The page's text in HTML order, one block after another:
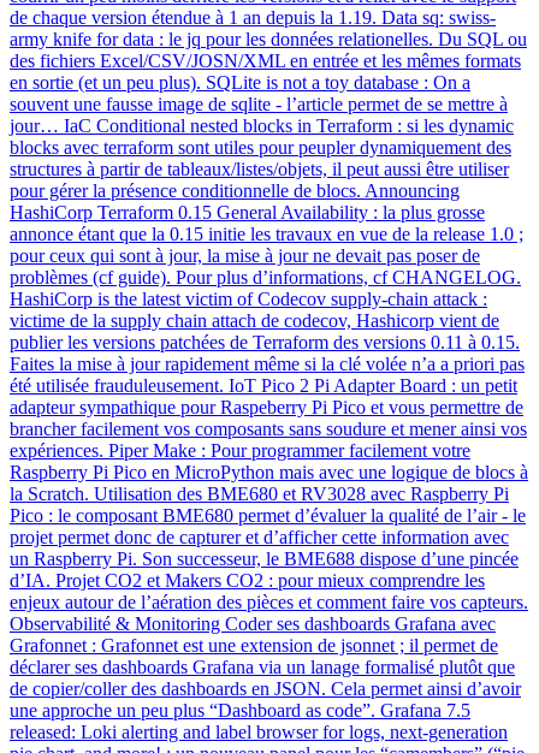
de chaque version étendue à 1 an depuis la 1.19. Data sq: swiss-
army knife for data : le jq pour les données relationelles. Du SQL ou
des fichiers Excel/CSV/JOSN/XML en entrée et les mêmes formats
en sortie (et un peu plus). SQLite is not a toy database : On a
souvent une fausse image de sqlite - l’article permet de se mettre à
jour… IaC Conditional nested blocks in Terraform : si les dynamic
blocks avec terraform sont utiles pour peupler dynamiquement des
structures à partir de tableaux/listes/objets, il peut aussi être utiliser
pour gérer la présence conditionnelle de blocs. Announcing
HashiCorp Terraform 0.15 General Availability : la plus grosse
annonce étant que la 0.15 initie les travaux en vue de la release 1.0 ;
pour ceux qui sont à jour, la mise à jour ne devait pas poser de
problèmes (cf guide). Pour plus d’informations, cf CHANGELOG.
HashiCorp is the latest victim of Codecov supply-chain attack :
victime de la supply chain attach de codecov, Hashicorp vient de
publier les versions patchées de Terraform des versions 0.11 à 0.15.
Faites la mise à jour rapidement même si la clé volée n’a a priori pas
été utilisée frauduleusement. IoT Pico 2 Pi Adapter Board : un petit
adapteur sympathique pour Raspeberry Pi Pico et vous permettre de
brancher facilement vos composants sans soudure et mener ainsi vos
expériences. Piper Make : Pour programmer facilement votre
Raspberry Pi Pico en MicroPython mais avec une logique de blocs à
la Scratch. Utilisation des BME680 et RV3028 avec Raspberry Pi
Pico : le composant BME680 permet d’évaluer la qualité de l’air - le
projet permet donc de capturer et d’afficher cette information avec
un Raspberry Pi. Son successeur, le BME688 dispose d’une pincée
d’IA. Projet CO2 et Makers CO2 : pour mieux comprendre les
enjeux autour de l’aération des pièces et comment faire vos capteurs.
Observabilité & Monitoring Coder ses dashboards Grafana avec
Grafonnet : Grafonnet est une extension de jsonnet ; il permet de
déclarer ses dashboards Grafana via un lanage formalisé plutôt que
de copier/coller des dashboards en JSON. Cela permet ainsi d’avoir
une approche un peu plus “Dashboard as code”. Grafana 7.5
released: Loki alerting and label browser for logs, next-generation